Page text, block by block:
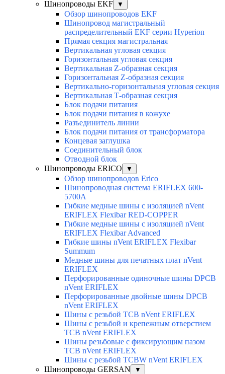
Шинопроводы EKF ▼
Обзор шинопроводов EKF
Шинопровод магистральный
распределительный EKF серии Hyperion
Прямая секция магистральная
Вертикальная угловая секция
Горизонтальная угловая секция
Вертикальная Z-образная секция
Горизонтальная Z-образная секция
Вертикально-горизонтальная угловая секция
Вертикальная Т-образная секция
Блок подачи питания
Блок подачи питания в кожухе
Разъединитель линии
Блок подачи питания от трансформатора
Концевая заглушка
Соединительный блок
Отводной блок
Шинопроводы ERICO
▼
Обзор шинопроводов Erico
Шинопроводная система ERIFLEX 600-
5700A
Гибкие медные шины с изоляцией nVent
ERIFLEX Flexibar RED-COPPER
Гибкие медные шины с изоляцией nVent
ERIFLEX Flexibar Advanced
Гибкие шины nVent ERIFLEX Flexibar
Summum
Медные шины для печатных плат nVent
ERIFLEX
Перфорированные одиночные шины DPCB
nVent ERIFLEX
Перфорированные двойные шины DPCB
nVent ERIFLEX
Шины с резьбой TCB nVent ERIFLEX
Шины с резьбой и крепежным отверстием
TCB nVent ERIFLEX
Шины резьбовые с фиксирующим пазом
TCB nVent ERIFLEX
Шины с резьбой TCBW nVent ERIFLEX
Шинопроводы GERSAN
▼